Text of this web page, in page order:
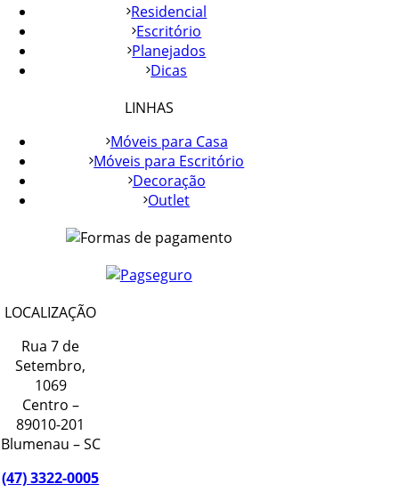
Residencial
Escritório
Planejados
Dicas
LINHAS
Móveis para Casa
Móveis para Escritório
Decoração
Outlet
LOCALIZAÇÃO
Rua 7 de
Setembro,
1069
Centro –
89010-201
Blumenau – SC
(47) 3322-0005